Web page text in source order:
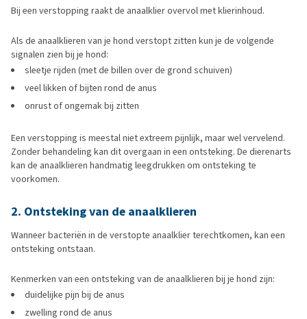
Bij een verstopping raakt de anaalklier overvol met klierinhoud.
Als de anaalklieren van je hond verstopt zitten kun je de volgende
signalen zien bij je hond:
sleetje rijden (met de billen over de grond schuiven)
veel likken of bijten rond de anus
onrust of ongemak bij zitten
Een verstopping is meestal niet extreem pijnlijk, maar wel vervelend.
Zonder behandeling kan dit overgaan in een ontsteking. De dierenarts
kan de anaalklieren handmatig leegdrukken om ontsteking te
voorkomen.
2. Ontsteking van de anaalklieren
Wanneer bacteriën in de verstopte anaalklier terechtkomen, kan een
ontsteking ontstaan.
Kenmerken van een ontsteking van de anaalklieren bij je hond zijn:
duidelijke pijn bij de anus
zwelling rond de anus